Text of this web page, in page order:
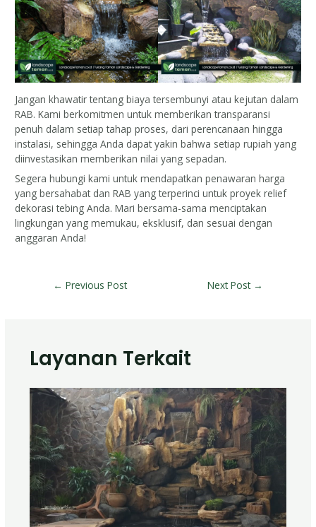
Jangan khawatir tentang biaya tersembunyi atau kejutan dalam
RAB. Kami berkomitmen untuk memberikan transparansi
penuh dalam setiap tahap proses, dari perencanaan hingga
instalasi, sehingga Anda dapat yakin bahwa setiap rupiah yang
diinvestasikan memberikan nilai yang sepadan.
Segera hubungi kami untuk mendapatkan penawaran harga
yang bersahabat dan RAB yang terperinci untuk proyek relief
dekorasi tebing Anda. Mari bersama-sama menciptakan
lingkungan yang memukau, eksklusif, dan sesuai dengan
anggaran Anda!
← Previous Post Next Post →
Layanan Terkait